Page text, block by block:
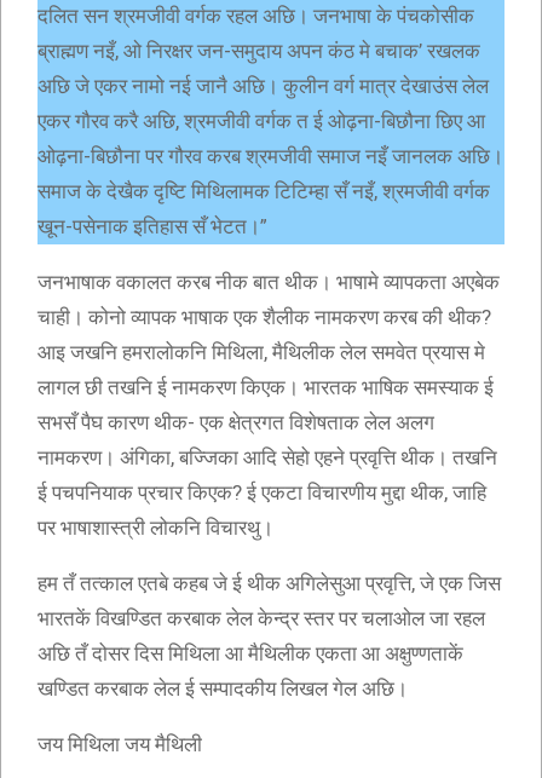
दलित सन श्रमजीवी वर्गक रहल अछि। जनभाषा के पंचकोसीक
ब्राह्मण नइँ, ओ निरक्षर जन-समुदाय अपन कंठ मे बचाक’ रखलक
अछि जे एकर नामो नई जानै अछि। कुलीन वर्ग मात्र देखाउंस लेल
एकर गौरव करै अछि, श्रमजीवी वर्गक त ई ओढ़ना-बिछौना छिए आ
ओढ़ना-बिछौना पर गौरव करब श्रमजीवी समाज नइँ जानलक अछि।
समाज के देखैक दृष्टि मिथिलामक टिटिम्हा सँ नइँ, श्रमजीवी वर्गक
खून-पसेनाक इतिहास सँ भेटत।”
जनभाषाक वकालत करब नीक बात थीक। भाषामे व्यापकता अएबेक
चाही। कोनो व्यापक भाषाक एक शैलीक नामकरण करब की थीक?
आइ जखनि हमरालोकनि मिथिला, मैथिलीक लेल समवेत प्रयास मे
लागल छी तखनि ई नामकरण किएक। भारतक भाषिक समस्याक ई
सभसँ पैघ कारण थीक- एक क्षेत्रगत विशेषताक लेल अलग
नामकरण। अंगिका, बज्जिका आदि सेहो एहने प्रवृत्ति थीक। तखनि
ई पचपनियाक प्रचार किएक? ई एकटा विचारणीय मुद्दा थीक, जाहि
पर भाषाशास्त्री लोकनि विचारथु।
हम तँ तत्काल एतबे कहब जे ई थीक अगिलेसुआ प्रवृत्ति, जे एक जिस
भारतकें विखण्डित करबाक लेल केन्द्र स्तर पर चलाओल जा रहल
अछि तँ दोसर दिस मिथिला आ मैथिलीक एकता आ अक्षुण्णताकें
खण्डित करबाक लेल ई सम्पादकीय लिखल गेल अछि।
जय मिथिला जय मैथिली